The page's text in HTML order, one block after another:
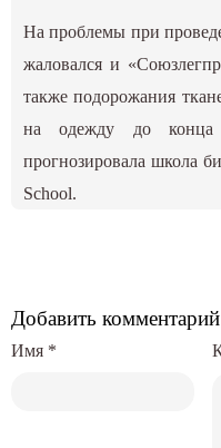
На проблемы при
жаловался и
также подорожания
на одежду до
прогнозировала школа
School.
Добавить комментарий
Имя *